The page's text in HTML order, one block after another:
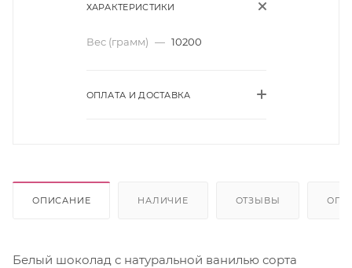
ХАРАКТЕРИСТИКИ
Вес (грамм) — 10200
ОПЛАТА И ДОСТАВКА
ОПИСАНИЕ НАЛИЧИЕ ОТЗЫВЫ
Белый шоколад с натуральной ванилью сорта